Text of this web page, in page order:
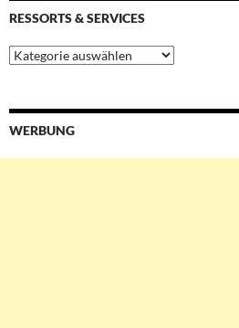
RESSORTS & SERVICES
Ressorts
&
WERBUNG